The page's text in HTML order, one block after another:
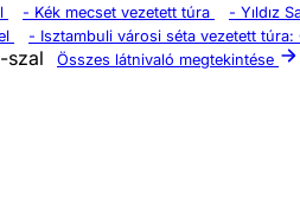
- Kék mecset vezetett túra - Yıldız
- Isztambuli városi séta vezetett
szal
Összes látnivaló megtekintése